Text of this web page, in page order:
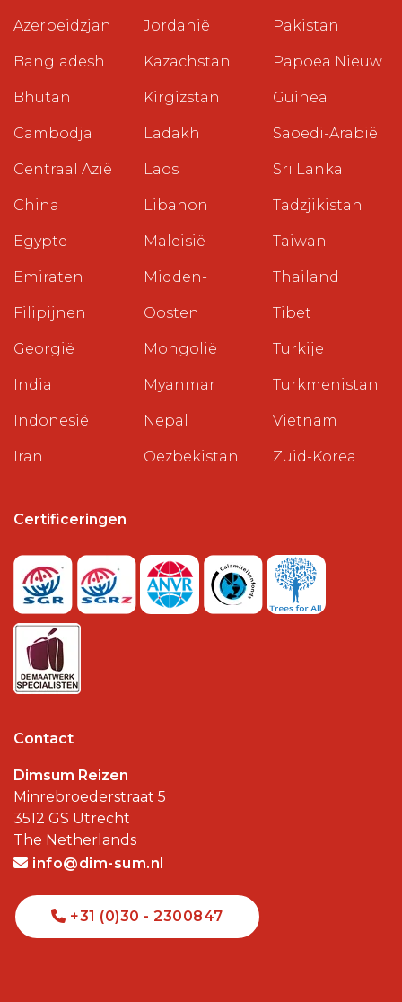
Azerbeidzjan
Bangladesh
Bhutan
Cambodja
Centraal Azië
China
Egypte
Emiraten
Filipijnen
Georgië
India
Indonesië
Iran
Jordanië
Kazachstan
Kirgizstan
Ladakh
Laos
Libanon
Maleisië
Midden-
Oosten
Mongolië
Myanmar
Nepal
Oezbekistan
Pakistan
Papoea Nieuw
Guinea
Saoedi-Arabië
Sri Lanka
Tadzjikistan
Taiwan
Thailand
Tibet
Turkije
Turkmenistan
Vietnam
Zuid-Korea
Certificeringen
Contact
Dimsum Reizen
Minrebroederstraat 5
3512 GS Utrecht
The Netherlands
info@dim-sum.nl
+31 (0)30 - 2300847